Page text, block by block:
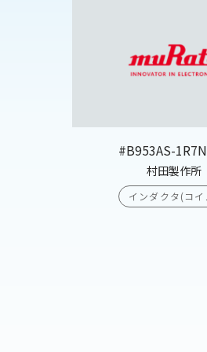
#B953AS-
村田製作所
インダクタ(コイ